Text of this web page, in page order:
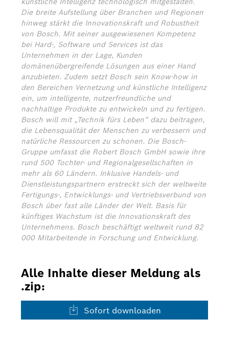
Die breite Aufstellung über Branchen und Regionen
hinweg stärkt die Innovationskraft und Robustheit
von Bosch. Mit seiner ausgewiesenen Kompetenz
bei Hard-, Software und Services ist das
Unternehmen in der Lage, Kunden
domänenübergreifende Lösungen aus einer Hand
anzubieten. Zudem setzt Bosch sein Know-how in
den Bereichen Vernetzung und künstliche Intelligenz
ein, um intelligente, nutzerfreundliche und
nachhaltige Produkte zu entwickeln und zu fertigen.
Bosch will mit „Technik fürs Leben“ dazu beitragen,
die Lebensqualität der Menschen zu verbessern und
natürliche Ressourcen zu schonen. Die Bosch-
Gruppe umfasst die Robert Bosch GmbH sowie ihre
rund 500 Tochter- und Regionalgesellschaften in
mehr als 60 Ländern. Inklusive Handels- und
Dienstleistungspartnern erstreckt sich der weltweite
Fertigungs-, Entwicklungs- und Vertriebsverbund von
Bosch über fast alle Länder der Welt. Basis für
künftiges Wachstum ist die Innovationskraft des
Unternehmens. Bosch beschäftigt weltweit rund 82
000 Mitarbeitende in Forschung und Entwicklung.
Alle Inhalte dieser Meldung als
.zip:
Sofort downloaden